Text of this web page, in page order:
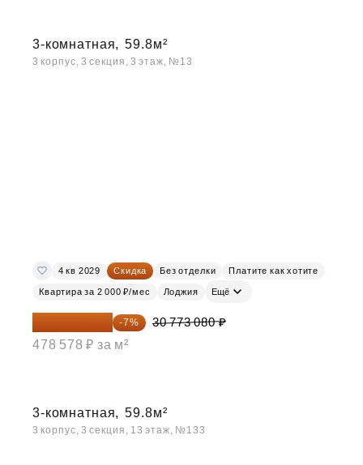
3-комнатная, 59.8м²
3 корпус, 3 секция, 3 этаж, №13
4 кв 2029 Скидка Без отделки Платите как хотите
Квартира за 2 000 ₽/мес Лоджия Ещё
28 618 964 ₽ -7%
30 773 080 ₽
478 578 ₽ за м²
3-комнатная, 59.8м²
3 корпус, 3 секция, 13 этаж, №133